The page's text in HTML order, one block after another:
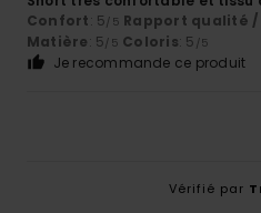
Confort: 5/5 Rapport qualité /
Matière: 5/5 Coloris: 5 /5
Je recommande ce produit
Vérifié par